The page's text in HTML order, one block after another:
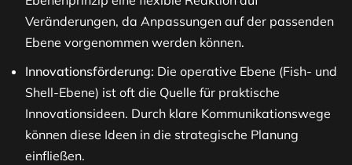
Veränderungen, da Anpassungen auf der passenden
Ebene vorgenommen werden können.
Innovationsförderung: Die operative Ebene (Fish- und
Shell-Ebene) ist oft die Quelle für praktische
Innovationsideen. Durch klare Kommunikationswege
können diese Ideen in die strategische Planung
einfließen.